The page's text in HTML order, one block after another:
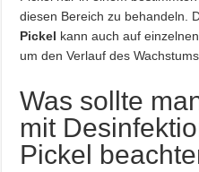
diesen Bereich zu behandeln.
Pickel kann auch auf
um den Verlauf des
Was sollte
mit
Pickel